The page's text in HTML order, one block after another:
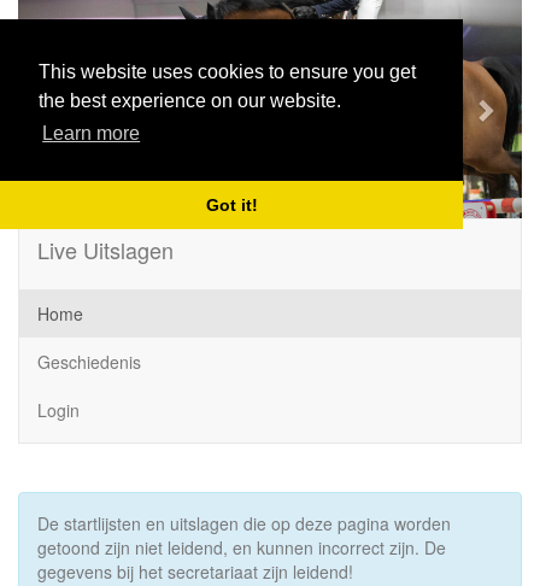
This website uses cookies to ensure you get
the best experience on our website.
Learn more
Got it!
Previous Next
Live Uitslagen
Home
Geschiedenis
Login
De startlijsten en uitslagen die op deze pagina worden
getoond zijn niet leidend, en kunnen incorrect zijn. De
gegevens bij het secretariaat zijn leidend!